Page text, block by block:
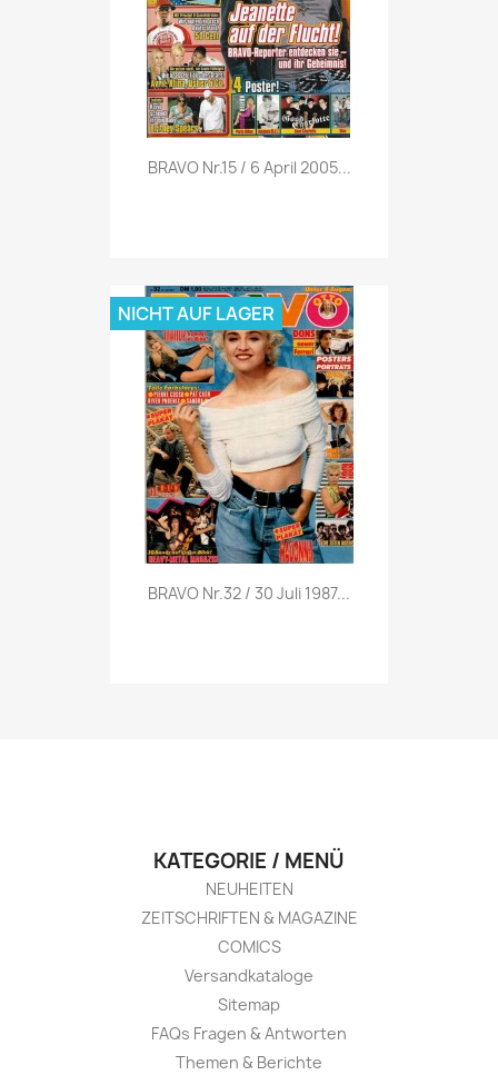
Vorschau
BRAVO Nr.15 / 6 April 2005...
Vorschau
BRAVO Nr.32 / 30 Juli 1987...
NICHT AUF LAGER
KATEGORIE / MENÜ
NEUHEITEN
ZEITSCHRIFTEN & MAGAZINE
COMICS
Versandkataloge
Sitemap
FAQs Fragen & Antworten
Themen & Berichte